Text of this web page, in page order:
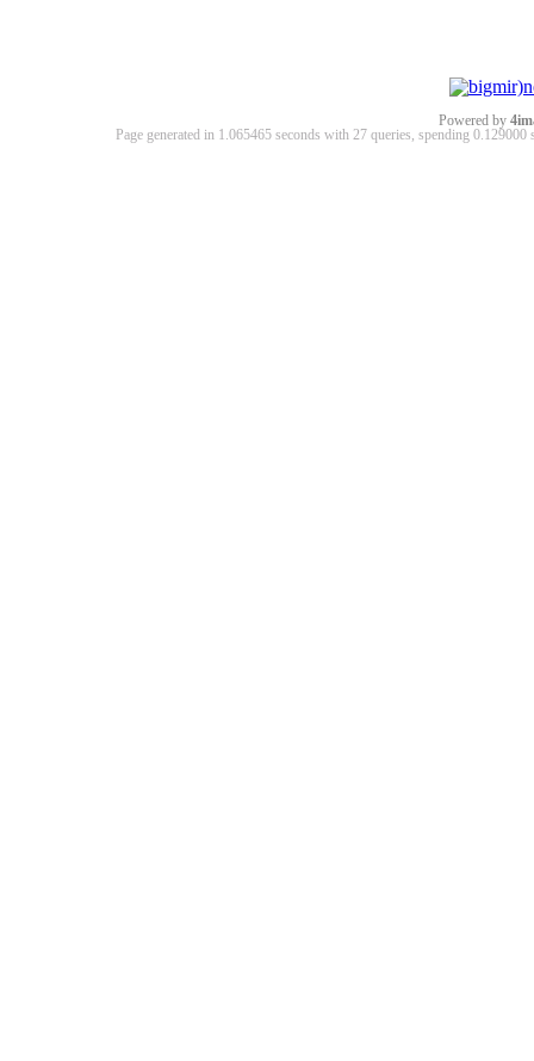
Powered by
Page generated in 1.065465 seconds with 27 queries, spending